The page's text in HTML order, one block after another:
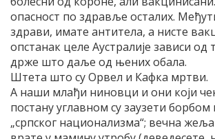
опасност по здравље осталих.
здрави, имате антитела, а нисте
опстанак целе Аустралије зависи од
држе што даље од њених обала.
Штета што су Орвел и Кафка мртви.
А наши млађи ниновци и они који
постану углавном су заузети
„српског национализма“; вечна